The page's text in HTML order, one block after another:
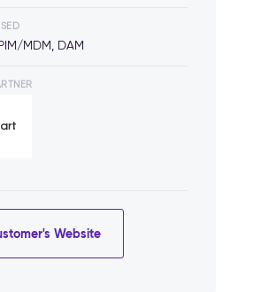
MDM, DAM
Website